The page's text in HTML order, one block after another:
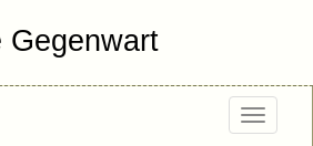
Gegenwart